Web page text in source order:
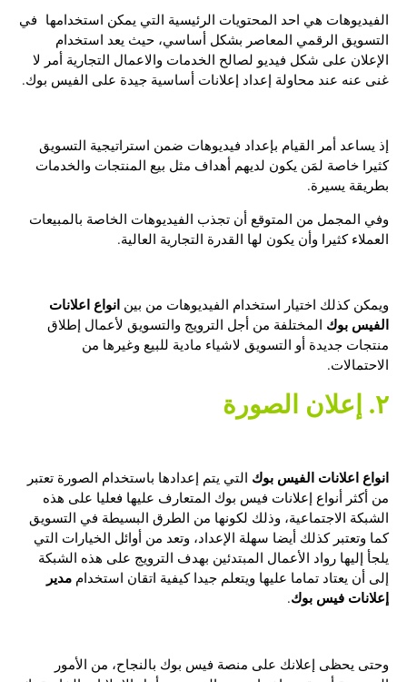
الفيديوهات هي احد المحتويات الرئيسية التي يمكن استخدامها في
التسويق الرقمي المعاصر بشكل أساسي، حيث يعد استخدام
الإعلان على شكل فيديو لصالح الخدمات والاعمال التجارية أمر لا
غنى عنه عند محاولة إعداد إعلانات أساسية جيدة على الفيس بوك.
إذ يساعد أمر القيام بإعداد فيديوهات ضمن استراتيجية التسويق
كثيرا خاصة لمَن يكون لديهم أهداف مثل بيع المنتجات والخدمات
بطريقة يسيرة.
وفي المجمل من المتوقع أن تجذب الفيديوهات الخاصة بالمبيعات
العملاء كثيرا وأن يكون لها القدرة التجارية العالية.
ويمكن كذلك اختيار استخدام الفيديوهات من بينانواع اعلانات
الفيس بوكالمختلفة من أجل الترويج والتسويق لأعمال إطلاق
منتجات جديدة أو التسويق لاشياء مادية للبيع وغيرها من
الاحتمالات.
انواع اعلانات الفيس بوكالتي يتم إعدادها باستخدام الصورة تعتبر
من أكثر أنواع إعلانات فيس بوك المتعارف عليها فعليا على هذه
الشبكة الاجتماعية، وذلك لكونها من الطرق البسيطة في التسويق
كما وتعتبر كذلك أيضا سهلة الإعداد، وتعد من أوائل الخيارات التي
يلجأ إليها رواد الأعمال المبتدئين بهدف الترويج على هذه الشبكة
إلى أن يعتاد تماما عليها ويتعلم جيدا كيفية اتقان استخداممدير
إعلانات فيس بوك.
وحتى يحظى إعلانك على منصة فيس بوك بالنجاح، من الأمور